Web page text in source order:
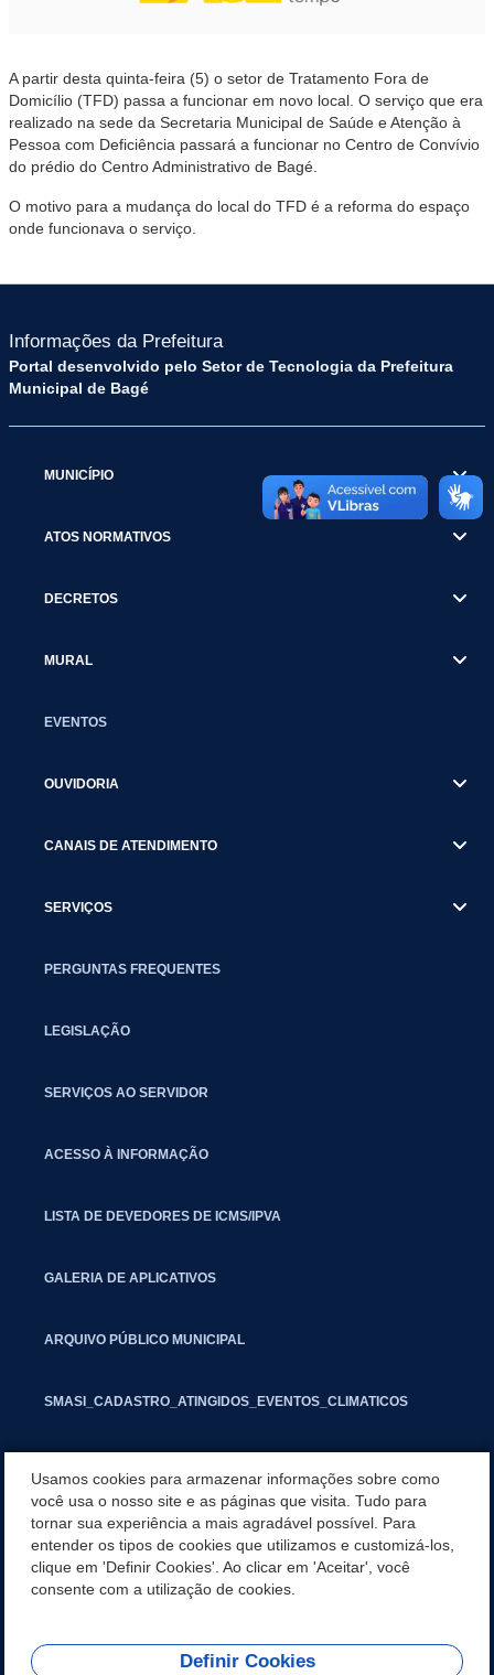
A partir desta quinta-feira (5) o setor de Tratamento Fora de
Domicílio (TFD) passa a funcionar em novo local. O serviço que era
realizado na sede da Secretaria Municipal de Saúde e Atenção à
Pessoa com Deficiência passará a funcionar no Centro de Convívio
do prédio do Centro Administrativo de Bagé.
O motivo para a mudança do local do TFD é a reforma do espaço
onde funcionava o serviço.
Informações da Prefeitura
Portal desenvolvido pelo Setor de Tecnologia da Prefeitura
Municipal de Bagé
MUNICÍPIO
ATOS NORMATIVOS
DECRETOS
MURAL
EVENTOS
OUVIDORIA
CANAIS DE ATENDIMENTO
SERVIÇOS
PERGUNTAS FREQUENTES
LEGISLAÇÃO
SERVIÇOS AO SERVIDOR
ACESSO À INFORMAÇÃO
LISTA DE DEVEDORES DE ICMS/IPVA
GALERIA DE APLICATIVOS
ARQUIVO PÚBLICO MUNICIPAL
SMASI_CADASTRO_ATINGIDOS_EVENTOS_CLIMATICOS
INFORMATIVO PIT
SEGUNDA VIA IPTU
Usamos cookies para armazenar informações sobre como
você usa o nosso site e as páginas que visita. Tudo para
tornar sua experiência a mais agradável possível. Para
entender os tipos de cookies que utilizamos e customizá-los,
clique em 'Definir Cookies'. Ao clicar em 'Aceitar', você
consente com a utilização de cookies.
Definir Cookies